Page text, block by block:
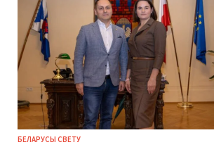
БЕЛАРУСЫ СВЕТУ